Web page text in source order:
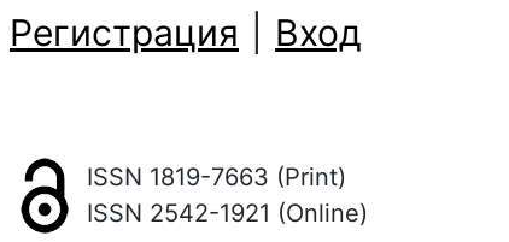
Регистрация Вход
ISSN 1819-7663 (Print)
ISSN 2542-1921 (Online)